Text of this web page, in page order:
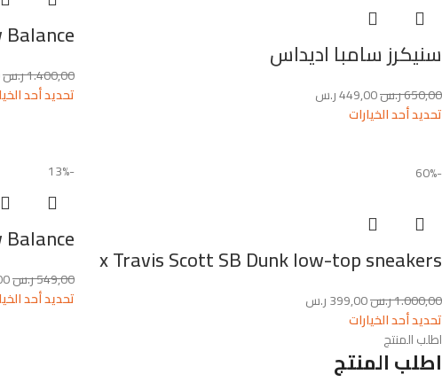
سنيكرز سامبا اديداس
650,00ر.س449,00ر.س
تحديد أحد الخيارات
Balance
1.400,00ر.س
تحديد أحد
-60%
x Travis Scott SB Dunk low-top sneakers
1.000,00ر.س399,00ر.س
تحديد أحد الخيارات
-13%
Balance
549,00ر.س
تحديد أحد
اطلب المنتج
اطلب المنتج